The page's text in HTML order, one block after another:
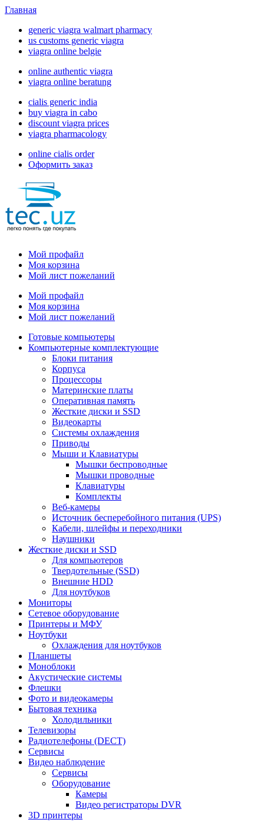
Главная
generic viagra walmart pharmacy
us customs generic viagra
viagra online belgie
online authentic viagra
viagra online beratung
cialis generic india
buy viagra in cabo
discount viagra prices
viagra pharmacology
online cialis order
Оформить заказ
Мой профайл
Моя корзина
Мой лист пожеланий
Мой профайл
Моя корзина
Мой лист пожеланий
Готовые компьютеры
Компьютерные комплектующие
Блоки питания
Корпуса
Процессоры
Материнские платы
Оперативная память
Жесткие диски и SSD
Видеокарты
Системы охлаждения
Приводы
Мыши и Клавиатуры
Мышки беспроводные
Мышки проводные
Клавиатуры
Комплекты
Веб-камеры
Источник бесперебойного питания (UPS)
Кабели, шлейфы и переходники
Наушники
Жесткие диски и SSD
Для компьютеров
Твердотельные (SSD)
Внешние HDD
Для ноутбуков
Мониторы
Сетевое оборудование
Принтеры и МФУ
Ноутбуки
Охлаждения для ноутбуков
Планшеты
Моноблоки
Акустические системы
Флешки
Фото и видеокамеры
Бытовая техника
Холодильники
Телевизоры
Радиотелефоны (DECT)
Сервисы
Видео наблюдение
Сервисы
Оборудование
Камеры
Видео регистраторы DVR
3D принтеры